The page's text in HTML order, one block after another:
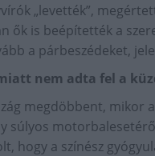
„levették”,
ők is beépítették a
a párbeszédeket,
nem adta fel a
megdöbbent, mikor
súlyos
hogy a színész